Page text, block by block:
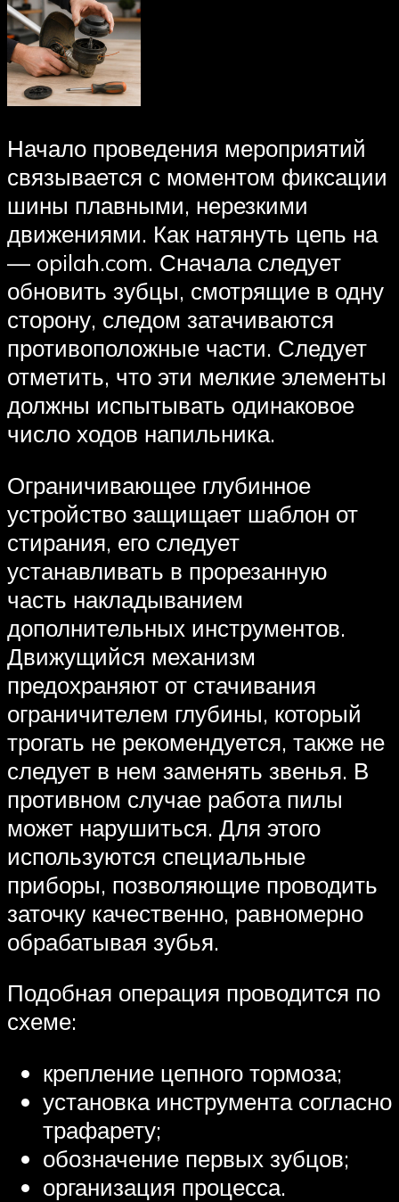
Начало проведения мероприятий
связывается с моментом фиксации
шины плавными, нерезкими
движениями. Как натянуть цепь на
— opilah.com. Сначала следует
обновить зубцы, смотрящие в одну
сторону, следом затачиваются
противоположные части. Следует
отметить, что эти мелкие элементы
должны испытывать одинаковое
число ходов напильника.
Ограничивающее глубинное
устройство защищает шаблон от
стирания, его следует
устанавливать в прорезанную
часть накладыванием
дополнительных инструментов.
Движущийся механизм
предохраняют от стачивания
ограничителем глубины, который
трогать не рекомендуется, также не
следует в нем заменять звенья. В
противном случае работа пилы
может нарушиться. Для этого
используются специальные
приборы, позволяющие проводить
заточку качественно, равномерно
обрабатывая зубья.
Подобная операция проводится по
схеме:
крепление цепного тормоза;
установка инструмента согласно
трафарету;
обозначение первых зубцов;
организация процесса.